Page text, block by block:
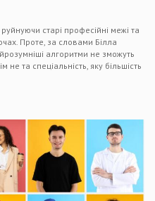
старі професійні межі та
Проте, за словами Білла
алгоритми не зможуть
та спеціальність, яку більшість